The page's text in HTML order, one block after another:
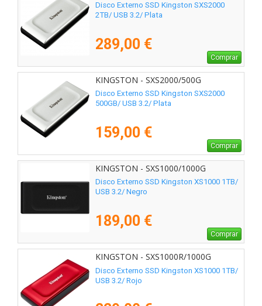
Disco Externo SSD Kingston SXS2000
2TB/ USB 3.2/ Plata
289,00 €
Comprar
KINGSTON - SXS2000/500G
Disco Externo SSD Kingston SXS2000
500GB/ USB 3.2/ Plata
159,00 €
Comprar
KINGSTON - SXS1000/1000G
Disco Externo SSD Kingston XS1000 1TB/
USB 3.2/ Negro
189,00 €
Comprar
KINGSTON - SXS1000R/1000G
Disco Externo SSD Kingston XS1000 1TB/
USB 3.2/ Rojo